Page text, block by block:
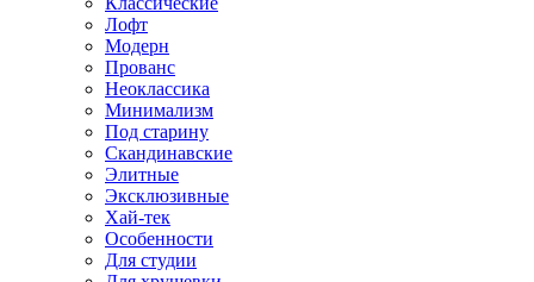
Лофт
Модерн
Прованс
Неоклассика
Минимализм
Под старину
Скандинавские
Элитные
Эксклюзивные
Хай-тек
Особенности
Для студии